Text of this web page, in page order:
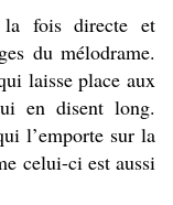
fois directe et
du mélodrame.
laisse place aux
en disent long.
l’emporte sur la
celui-ci est aussi